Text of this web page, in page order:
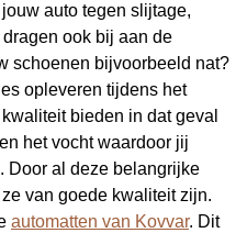
auto tegen slijtage,
ook bij aan de
schoenen bijvoorbeeld nat?
opleveren tijdens het
bieden in dat geval
het vocht waardoor jij
Door al deze belangrijke
van goede kwaliteit zijn.
automatten van Kovvar. Dit